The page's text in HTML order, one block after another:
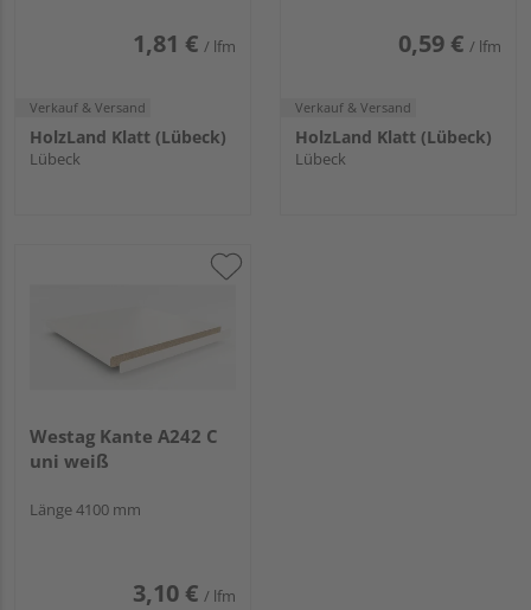
1,81 € / lfm
Verkauf & Versand
HolzLand Klatt (Lübeck)
Lübeck
0,59 € / lfm
Verkauf & Versand
HolzLand Klatt (Lübeck)
Lübeck
Westag Kante A242 C
uni weiß
Länge 4100 mm
3,10 € / lfm